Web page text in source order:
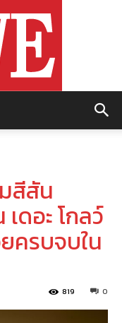
สีสัน
ดอะ โกลว์
ครบจบใน
0
819